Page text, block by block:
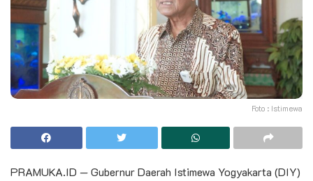
Foto : Istimewa
PRAMUKA.ID — Gubernur Daerah Istimewa Yogyakarta (DIY)